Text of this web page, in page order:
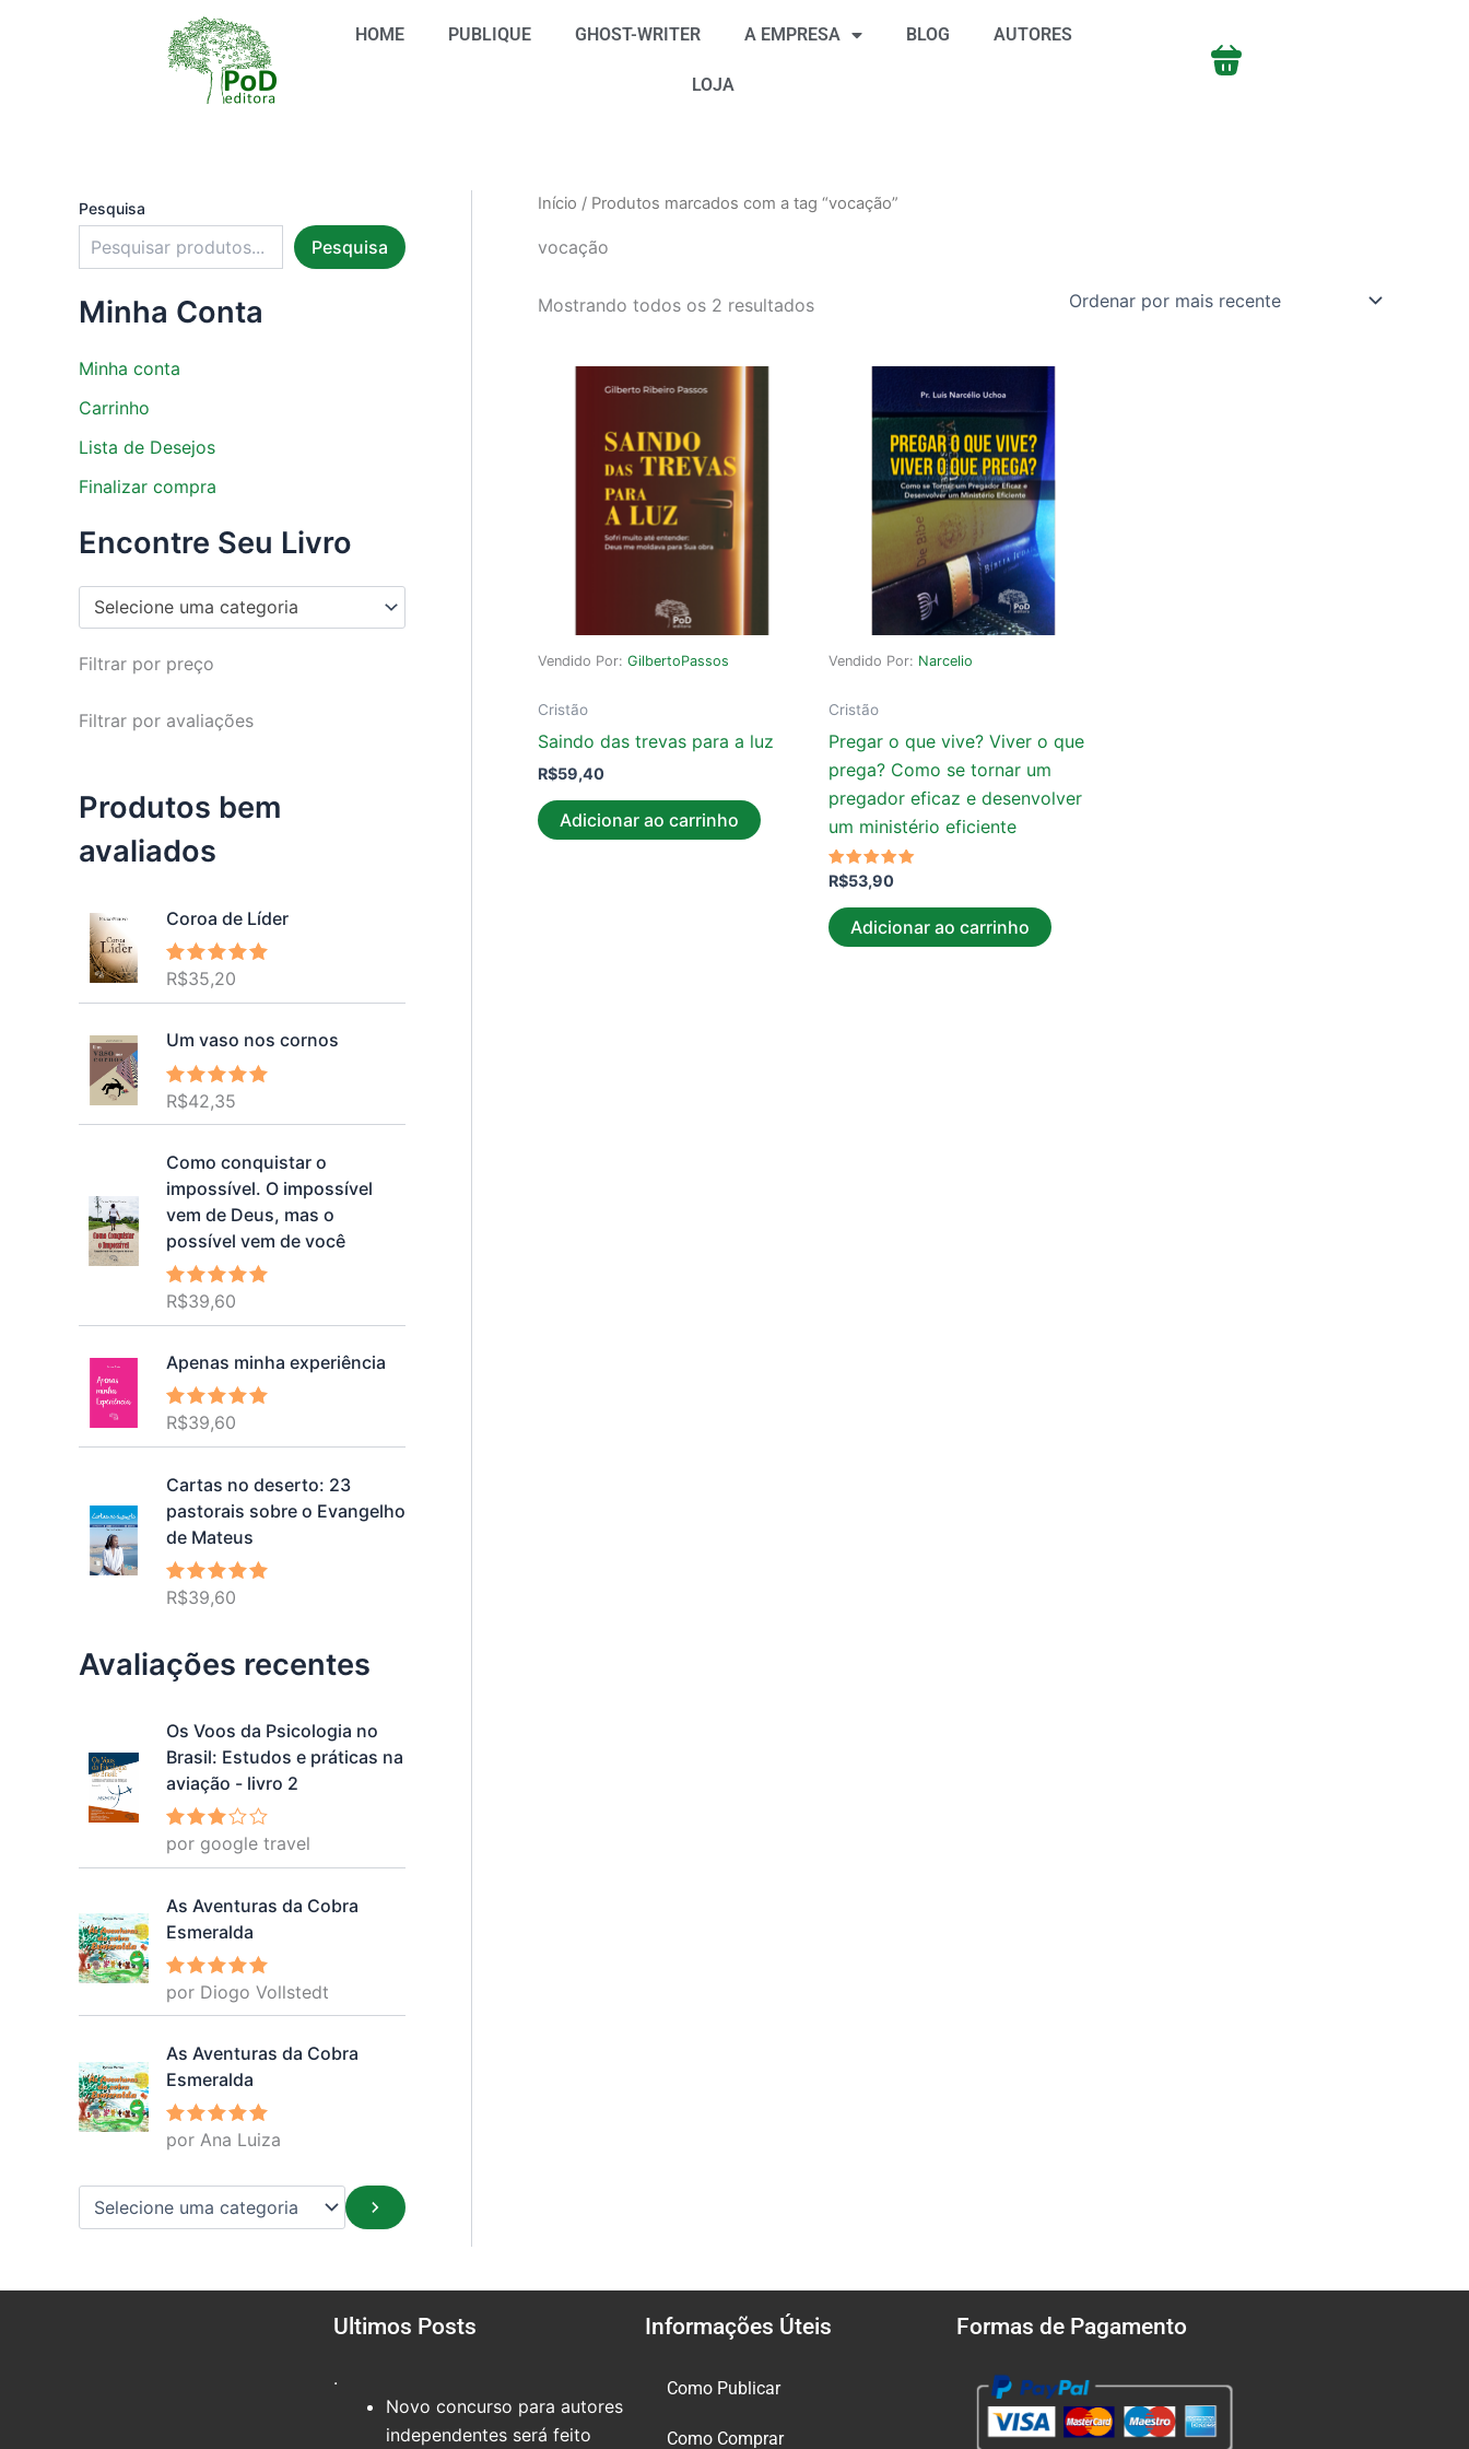
HOME PUBLIQUE GHOST-WRITER A EMPRESA BLOG AUTORES
LOJA
Pesquisa
Pesquisa
Minha Conta
Minha conta
Carrinho
Lista de Desejos
Finalizar compra
Encontre Seu Livro
Selecione uma categoria
Filtrar por preço
Filtrar por avaliações
Produtos bem
avaliados
Coroa de Líder
Avaliação
R$35,20
Um vaso nos cornos
Avaliação
de 5
R$42,35
Como conquistar o
impossível. O impossível
vem de Deus, mas o
possível vem de você
Avaliação
R$39,60
Apenas minha experiência
Avaliação
R$39,60
Cartas no deserto: 23
pastorais sobre o Evangelho
de Mateus
Avaliação
R$39,60
Avaliações recentes
Os Voos da Psicologia no
Brasil: Estudos e práticas na
aviação - livro 2
Avalia
ção 3
por google travel
As Aventuras da Cobra
Esmeralda
Avaliação
5
por Diogo Vollstedt
As Aventuras da Cobra
Esmeralda
Avaliação
5
por Ana Luiza
u
m
c
g
o
r
a
Início / Produtos marcados com a tag “vocação”
vocação
Mostrando todos os 2 resultados
por
mais
Vendido Por: GilbertoPassos
Cristão
Saindo das trevas para a luz
R$59,40
Adicionar ao carrinho
Vendido Por: Narcelio
Cristão
Pregar o que vive? Viver o que
prega? Como se tornar um
pregador eficaz e desenvolver
um ministério eficiente
Avaliação
5.00
de 5
R$53,90
Adicionar ao carrinho
Ultimos Posts
.
Novo concurso para autores
independentes será feito
Informações Úteis
Como Publicar
Como Comprar
Formas de Pagamento